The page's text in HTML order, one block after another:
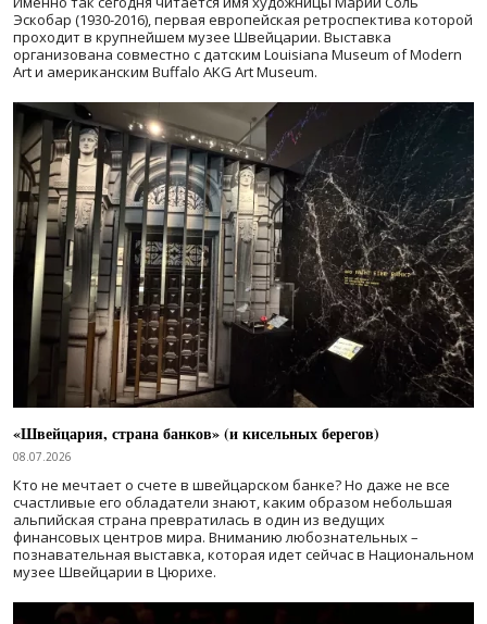
Эскобар (1930-2016), первая европейская ретроспектива которой
проходит в крупнейшем музее Швейцарии. Выставка
организована совместно с датским Louisiana Museum of Modern
Art и американским Buffalo AKG Art Museum.
«Швейцария, страна банков» (и кисельных берегов)
08.07.2026
Кто не мечтает о счете в швейцарском банке? Но даже не все
счастливые его обладатели знают, каким образом небольшая
альпийская страна превратилась в один из ведущих
финансовых центров мира. Вниманию любознательных –
познавательная выставка, которая идет сейчас в Национальном
музее Швейцарии в Цюрихе.